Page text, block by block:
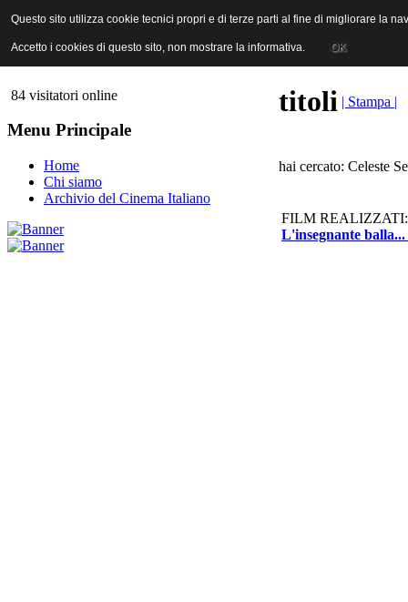
ANICA | Associazione Nazionale Industrie Cinematografiche
84 visitatori online
Menu Principale
Home
Chi siamo
Archivio del Cinema Italiano
titoli | Stampa |
hai cercato: Celeste
FILM REALIZZATI:
L'insegnante balla...
Questo sito utilizza cookie tecnici propri e di terze parti al fine di migliorare la
Accetto i cookies di questo sito, non mostrare la informativa. OK
Questo sito utilizza cookie tecnici propri e di terze parti al fine di migliorare la
Accetto i cookies di questo sito, non mostrare la informativa. OK